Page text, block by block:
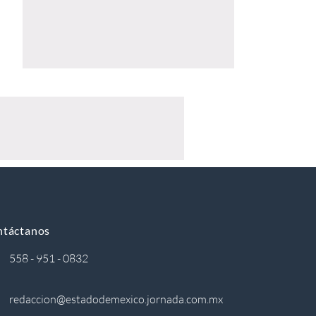
558 - 951 - 0832
redaccion@estadodemexico.jornada.com.mx